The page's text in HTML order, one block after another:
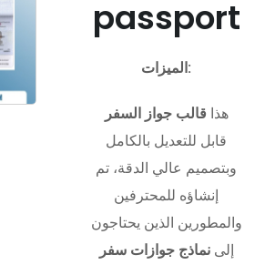
passport
الميزات:
هذا قالب جواز السفر
قابل للتعديل بالكامل
وبتصميم عالي الدقة، تم
إنشاؤه للمحترفين
والمطورين الذين يحتاجون
إلىنماذج جوازات سفر